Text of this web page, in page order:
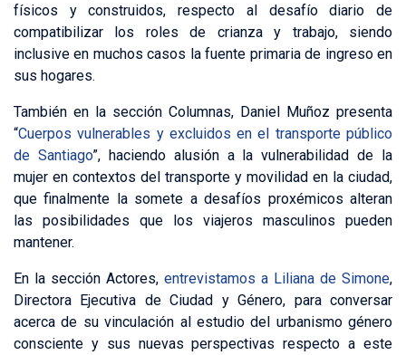
físicos y construidos, respecto al desafío diario de
compatibilizar los roles de crianza y trabajo, siendo
inclusive en muchos casos la fuente primaria de ingreso en
sus hogares.
También en la sección Columnas, Daniel Muñoz presenta
“Cuerpos vulnerables y excluidos en el transporte público
de Santiago”, haciendo alusión a la vulnerabilidad de la
mujer en contextos del transporte y movilidad en la ciudad,
que finalmente la somete a desafíos proxémicos alteran
las posibilidades que los viajeros masculinos pueden
mantener.
En la sección Actores, entrevistamos a Liliana de Simone,
Directora Ejecutiva de Ciudad y Género, para conversar
acerca de su vinculación al estudio del urbanismo género
consciente y sus nuevas perspectivas respecto a este